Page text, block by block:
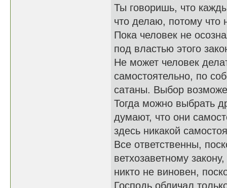
Ты говоришь, что
что делаю, потому что
Пока человек не
под властью этого
Не может человек
самостоятельно, по
сатаны. Выбор
Тогда можно выбрать
думают, что они
здесь никакой
Все ответственны,
ветхозаветному
никто не виновен,
Господь обличал